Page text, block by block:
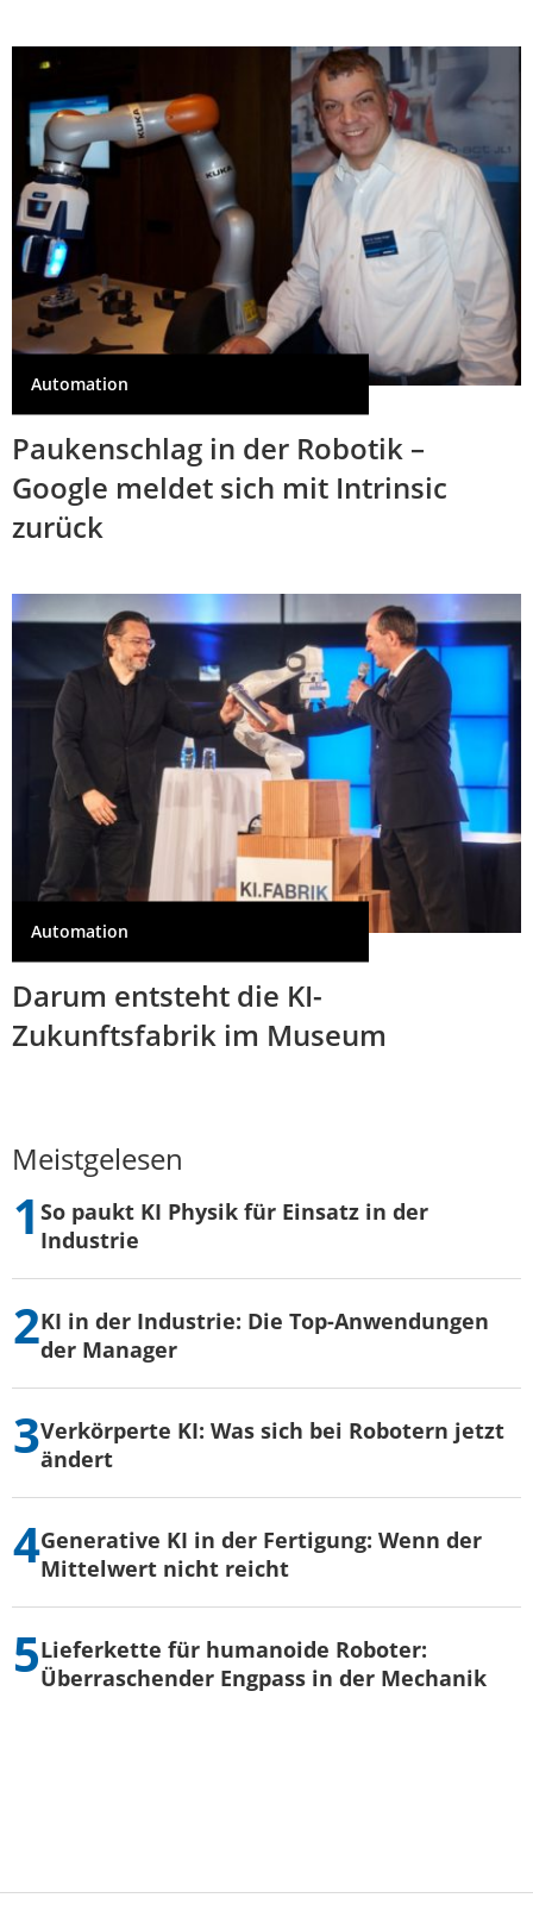
Automation
Paukenschlag in der Robotik –
Google meldet sich mit Intrinsic
zurück
Automation
Darum entsteht die KI-
Zukunftsfabrik im Museum
Meistgelesen
So paukt KI Physik für Einsatz in der
Industrie
KI in der Industrie: Die Top-Anwendungen
der Manager
Verkörperte KI: Was sich bei Robotern jetzt
ändert
Generative KI in der Fertigung: Wenn der
Mittelwert nicht reicht
Lieferkette für humanoide Roboter:
Überraschender Engpass in der Mechanik